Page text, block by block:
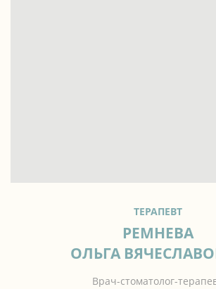
ТЕРАПЕВТ
РЕМНЕВА
ОЛЬГА
Врач-стоматолог-